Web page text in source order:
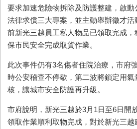
要求加速危險物拆除及防護整建，啟動
法律求償三大專案，並主動舉辦徵才活
前新光三越員工私人物品已領取完成
保市民安全完成取貨作業。
此次事件仍有3名傷者住院治療，市府
時公安稽查不停歇，第二波將鎖定用
核，讓城市安全防護再升級。
市府說明，新光三越於3月1日至6日開
領取作業順利取物完成，對於新光三